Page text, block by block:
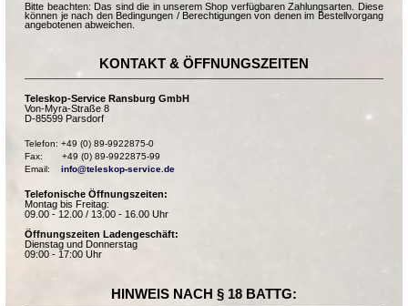
Bitte beachten: Das sind die in unserem Shop verfügbaren Zahlungsarten. Diese
können je nach den Bedingungen / Berechtigungen von denen im Bestellvorgang
angebotenen abweichen.
KONTAKT & ÖFFNUNGSZEITEN
Teleskop-Service Ransburg GmbH
Von-Myra-Straße 8
D-85599 Parsdorf
Telefon: +49 (0) 89-9922875-0
Fax:       +49 (0) 89-9922875-99
Email: info@teleskop-service.de
Telefonische Öffnungszeiten:
Montag bis Freitag:
09.00 - 12.00 / 13.00 - 16.00 Uhr
Öffnungszeiten Ladengeschäft:
Dienstag und Donnerstag
09:00 - 17:00 Uhr
HINWEIS NACH § 18 BATTG: